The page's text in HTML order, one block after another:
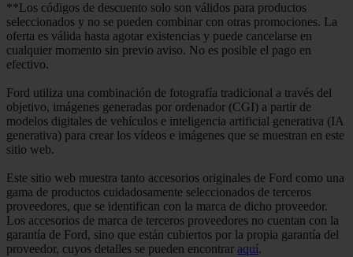
**Los códigos de descuento solo son válidos para productos
seleccionados y no se pueden combinar con otras promociones. La
oferta es válida hasta agotar existencias y puede cancelarse en
cualquier momento sin previo aviso. No es posible el pago en
efectivo.
Ford utiliza una combinación de fotografía tradicional a través del
objetivo, imágenes generadas por ordenador (CGI) a partir de
modelos digitales de vehículos e inteligencia artificial generativa (IA
generativa) para crear los vídeos e imágenes que se muestran en este
sitio web.
Este sitio web muestra tanto accesorios originales de Ford como una
gama de productos cuidadosamente seleccionados de terceros
proveedores, que se identifican con la marca de dicho proveedor.
Los accesorios de marca de terceros proveedores no cuentan con la
garantía de Ford, sino que están cubiertos por la propia garantía del
proveedor, cuyos detalles se pueden encontrar aquí.